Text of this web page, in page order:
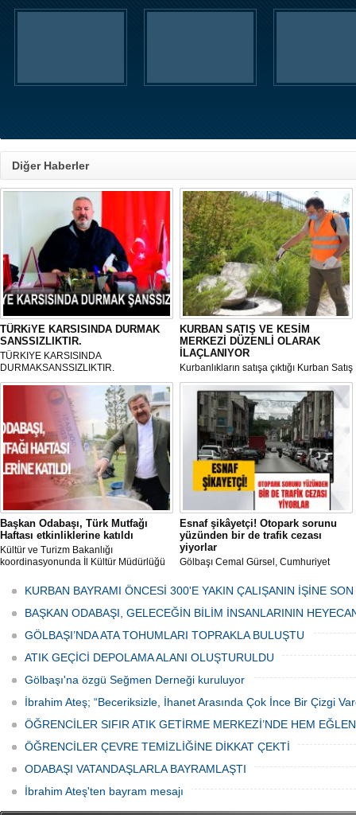
Diğer Haberler
TÜRKiYE KARSISINDA DURMAK
SANSSIZLIKTIR.
TÜRKIYE KARSISINDA
DURMAKSANSSIZLIKTIR.
KURBAN SATIŞ VE KESİM
MERKEZİ DÜZENLİ OLARAK
İLAÇLANIYOR
Kurbanlıkların satışa çıktığı Kurban Satış
ve Kesim Merkezi, haşere ve
mikropların önüne geçilmesi amacıyla
her gün Gölbaşı Belediyesi ekipleri
tarafından düzenli olarak ilaçlanıyor.
Başkan Odabaşı, Türk Mutfağı
Haftası etkinliklerine katıldı
Kültür ve Turizm Bakanlığı
koordinasyonunda İl Kültür Müdürlüğü
Haftası" etkinlikleri Ankara'da devam
ediyor.
Esnaf şikâyetçi! Otopark sorunu
yüzünden bir de trafik cezası
yiyorlar
Gölbaşı Cemal Gürsel, Cumhuriyet
bulunan esnaf ve alışverişe gelen
vatandaşlar park cezaları yüzünden
canından bezdi.
KURBAN BAYRAMI ÖNCESİ 300'E YAKIN ÇALIŞANIN İŞİNE
BAŞKAN ODABAŞI, GELECEĞİN BİLİM İNSANLARININ
GÖLBAŞI’NDA ATA TOHUMLARI TOPRAKLA BULUŞTU
ATIK GEÇİCİ DEPOLAMA ALANI OLUŞTURULDU
Gölbaşı'na özgü Seğmen Derneği kuruluyor
İbrahim Ateş; “Beceriksizle, İhanet Arasında Çok İnce Bir Çizgi
ÖĞRENCİLER SIFIR ATIK GETİRME MERKEZİ’NDE HEM
ÖĞRENCİLER ÇEVRE TEMİZLİĞİNE DİKKAT ÇEKTİ
ODABAŞI VATANDAŞLARLA BAYRAMLAŞTI
İbrahim Ateş'ten bayram mesajı